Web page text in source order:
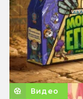
Видео